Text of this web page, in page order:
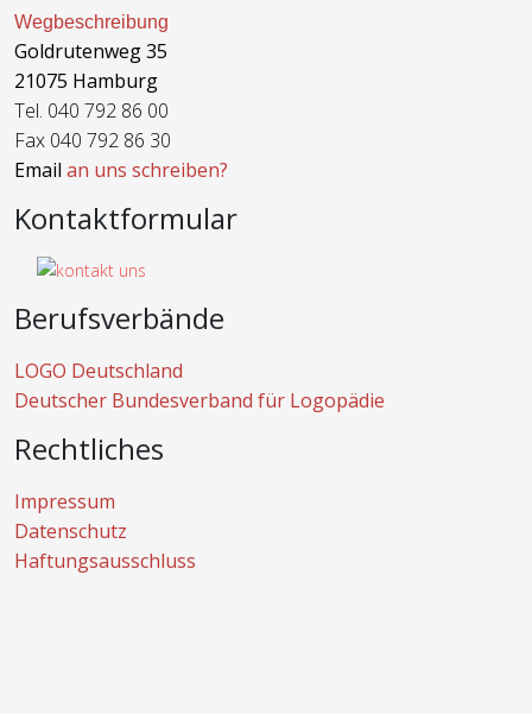
Wegbeschreibung
Goldrutenweg 35
21075 Hamburg
Tel. 040 792 86 00
Fax 040 792 86 30
Email an uns schreiben?
Kontaktformular
Berufsverbände
LOGO Deutschland
Deutscher Bundesverband für Logopädie
Rechtliches
Impressum
Datenschutz
Haftungsausschluss